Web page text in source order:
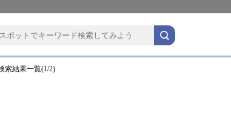
索結果一覧(1/2)